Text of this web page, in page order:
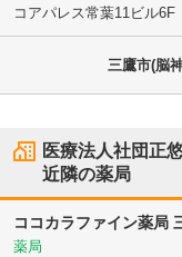
コアパレス常葉11ビル6F
三鷹市(脳
医療法人社団正
近隣の薬局
ココカラファイン薬局
薬局